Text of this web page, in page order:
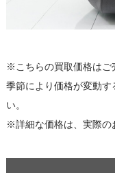
※こちらの買取価格はご
季節により価格が変動す
い。
※詳細な価格は、実際の